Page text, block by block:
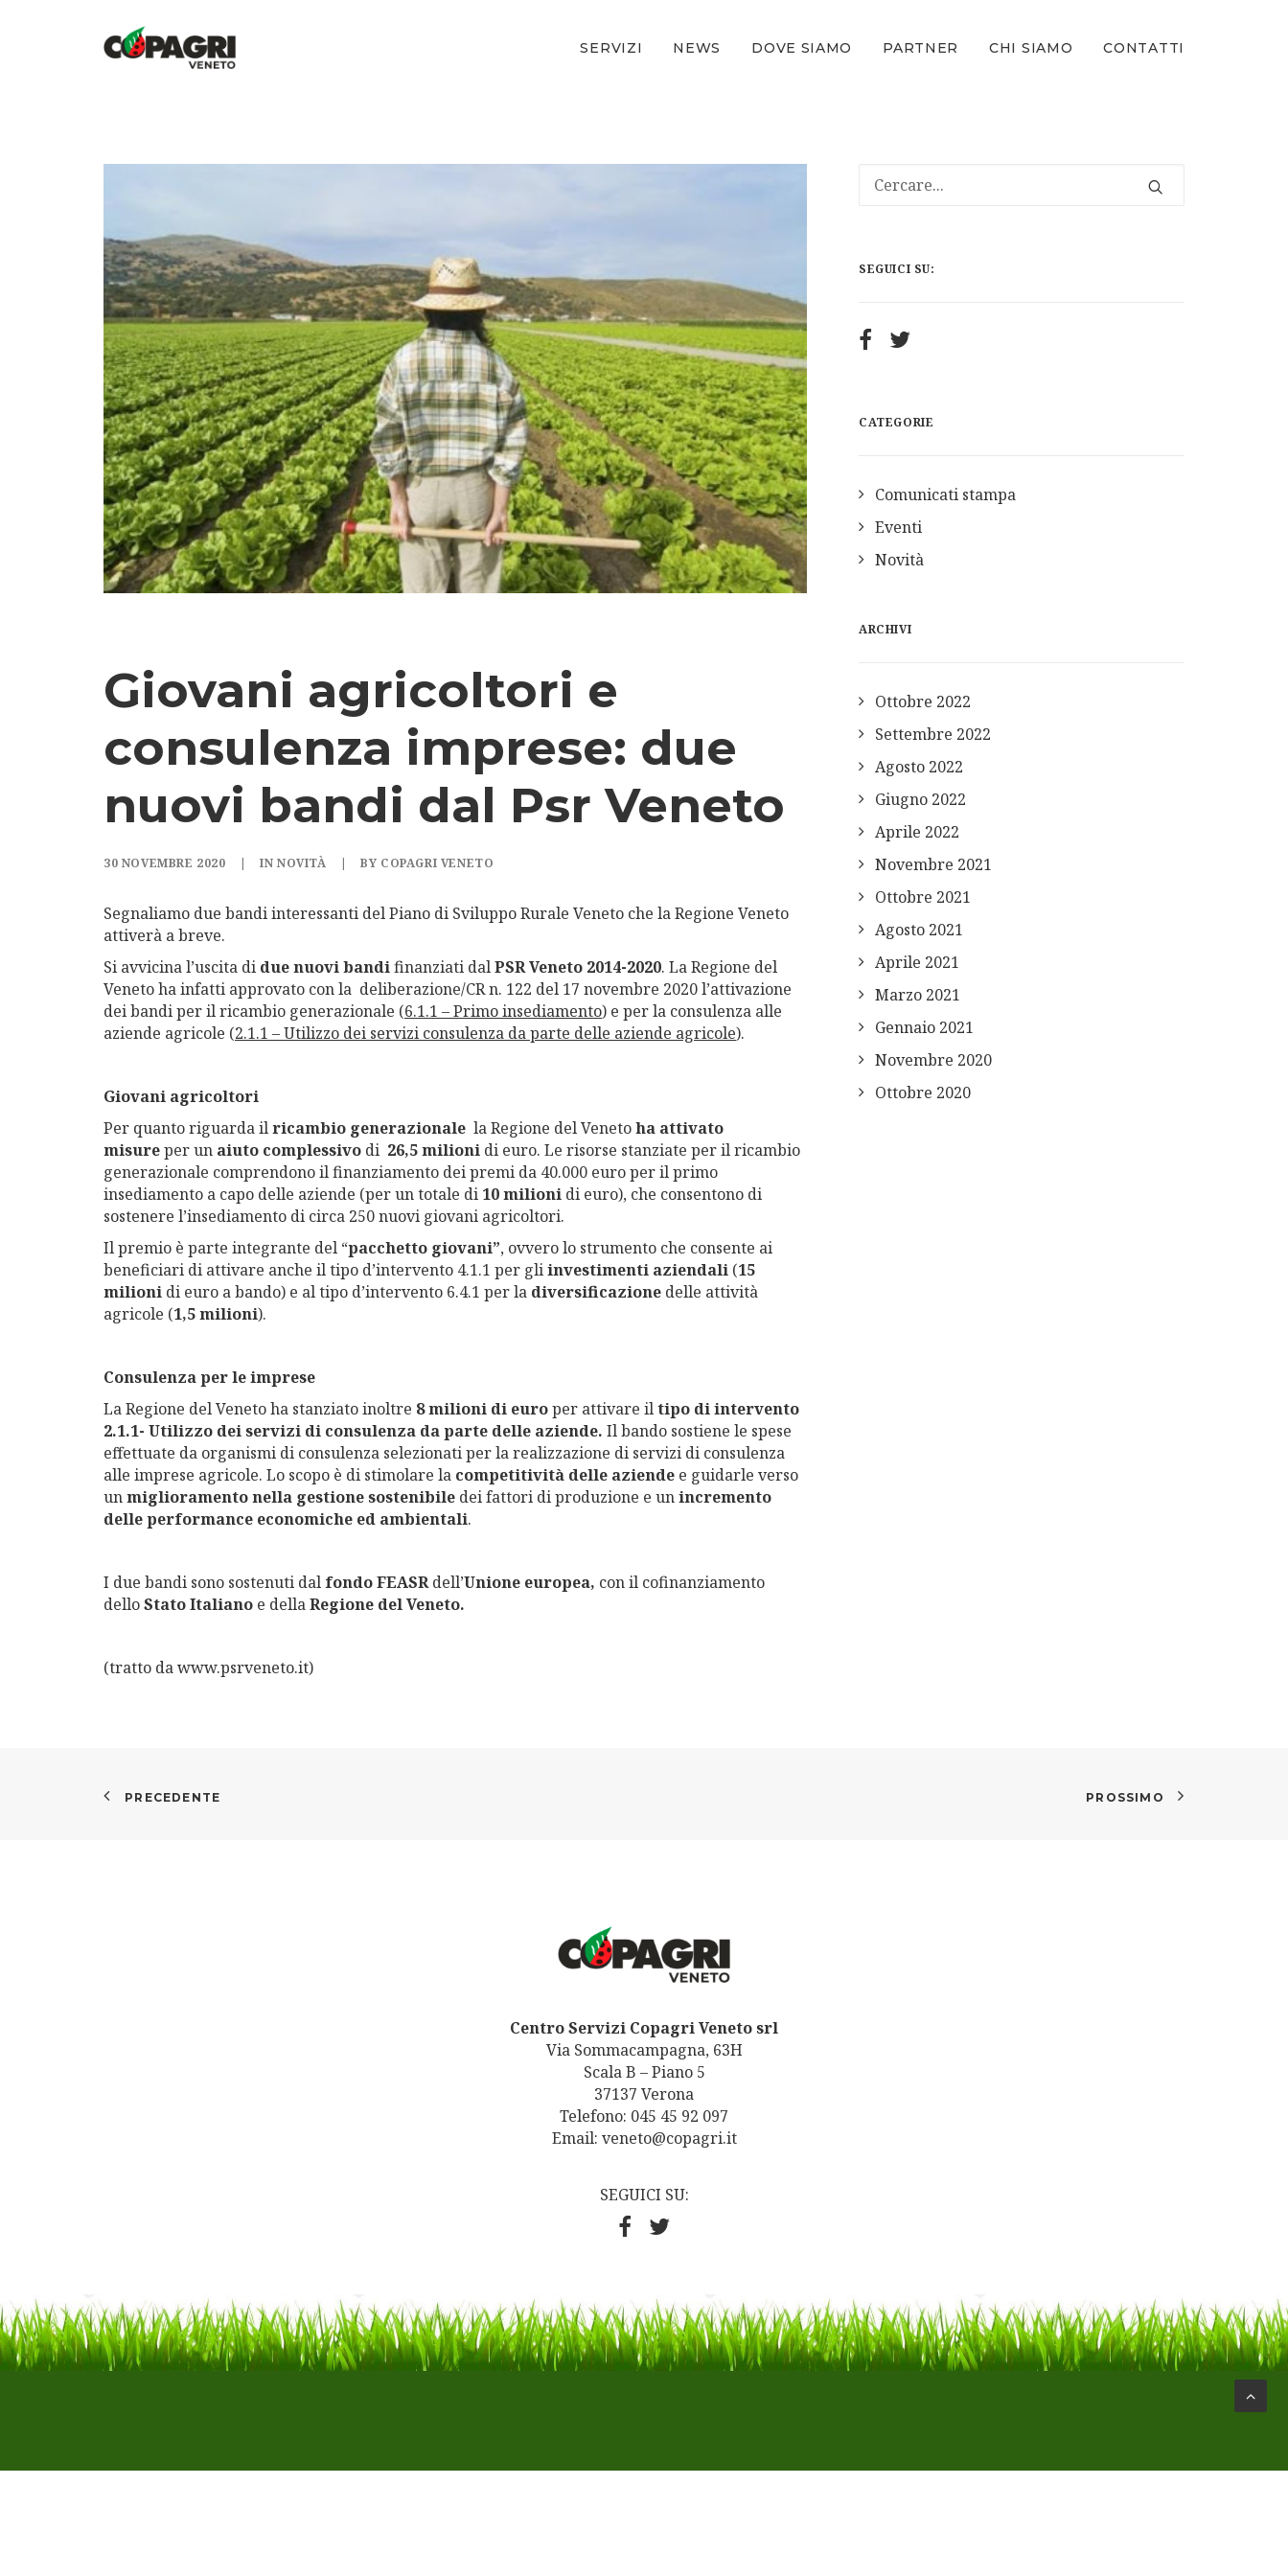
SERVIZI NEWS DOVE SIAMO PARTNER CHI SIAMO CONTATTI
Giovani agricoltori e
consulenza imprese: due
nuovi bandi dal Psr Veneto
30 NOVEMBRE 2020 | INNOVITÀ | BY COPAGRI VENETO
Segnaliamo due bandi interessanti del Piano di Sviluppo Rurale Veneto che la Regione Veneto
attiverà a breve.
Si avvicina l’uscita di due nuovi bandifinanziati dalPSR Veneto 2014-2020. La Regione del
Veneto ha infatti approvato con la deliberazione/CR n. 122 del 17 novembre 2020 l’attivazione
dei bandi per il ricambio generazionale (6.1.1 – Primo insediamento) e per la consulenza alle
aziende agricole (2.1.1 – Utilizzo dei servizi consulenza da parte delle aziende agricole).
Giovani agricoltori
Per quanto riguarda ilricambio generazionale la Regione del Venetoha attivato
misureper un aiuto complessivo di 26,5 milioni di euro. Le risorse stanziate per il ricambio
generazionale comprendono il finanziamento dei premi da 40.000 euro per il primo
insediamento a capo delle aziende (per un totale di 10 milioni di euro), che consentono di
sostenere l’insediamento di circa 250 nuovi giovani agricoltori.
Il premio è parte integrante del “pacchetto giovani”, ovvero lo strumento che consente ai
beneficiari di attivare anche il tipo d’intervento 4.1.1 per gliinvestimenti aziendali (15
milioni di euro a bando) e al tipo d’intervento 6.4.1 per la diversificazione delle attività
agricole (1,5 milioni).
Consulenza per le imprese
La Regione del Veneto ha stanziato inoltre 8 milioni di europer attivare iltipo di intervento
2.1.1- Utilizzo dei servizi di consulenza da parte delle aziende. Il bando sostiene le spese
effettuate da organismi di consulenza selezionati per la realizzazione di servizi di consulenza
alle imprese agricole. Lo scopo è di stimolare la competitività delle aziende e guidarle verso
unmiglioramento nella gestione sostenibile dei fattori di produzione e unincremento
delle performance economiche ed ambientali.
I due bandi sono sostenuti dal fondo FEASRdell’Unione europea, con il cofinanziamento
delloStato Italiano e dellaRegione del Veneto.
(tratto da www.psrveneto.it)
SEGUICI SU:
CATEGORIE
Comunicati stampa
Eventi
Novità
ARCHIVI
Ottobre 2022
Settembre 2022
Agosto 2022
Giugno 2022
Aprile 2022
Novembre 2021
Ottobre 2021
Agosto 2021
Aprile 2021
Marzo 2021
Gennaio 2021
Novembre 2020
Ottobre 2020
PRECEDENTE PROSSIMO
Centro Servizi Copagri Veneto srl
Via Sommacampagna, 63H
Scala B – Piano 5
37137 Verona
Telefono: 045 45 92 097
Email: veneto@copagri.it
SEGUICI SU: